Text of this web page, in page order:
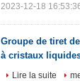
2023-12-18
Groupe de tiret
à cristaux
Lire la suite